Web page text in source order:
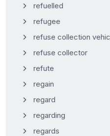
refuelled
refugee
refuse collection
refuse collector
refute
regain
regard
regarding
regards